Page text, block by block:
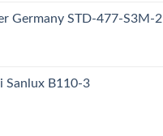
Germany STD-477-S3M-2
Sanlux B110-3